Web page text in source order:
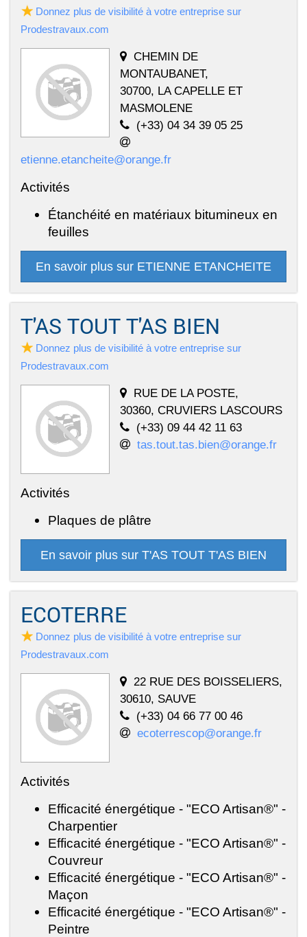
Donnez plus de visibilité à votre entreprise sur
Prodestravaux.com
CHEMIN DE
MONTAUBANET,
30700, LA CAPELLE ET
MASMOLENE
(+33) 04 34 39 05 25
etienne.etancheite@orange.fr
Activités
Étanchéité en matériaux bitumineux en
feuilles
En savoir plus sur ETIENNE ETANCHEITE
T'AS TOUT T'AS BIEN
Donnez plus de visibilité à votre entreprise sur
Prodestravaux.com
RUE DE LA POSTE,
30360, CRUVIERS LASCOURS
(+33) 09 44 42 11 63
tas.tout.tas.bien@orange.fr
Activités
Plaques de plâtre
En savoir plus sur T'AS TOUT T'AS BIEN
ECOTERRE
Donnez plus de visibilité à votre entreprise sur
Prodestravaux.com
22 RUE DES BOISSELIERS,
30610, SAUVE
(+33) 04 66 77 00 46
ecoterrescop@orange.fr
Activités
Efficacité énergétique - "ECO Artisan®" -
Charpentier
Efficacité énergétique - "ECO Artisan®" -
Couvreur
Efficacité énergétique - "ECO Artisan®" -
Maçon
Efficacité énergétique - "ECO Artisan®" -
Peintre